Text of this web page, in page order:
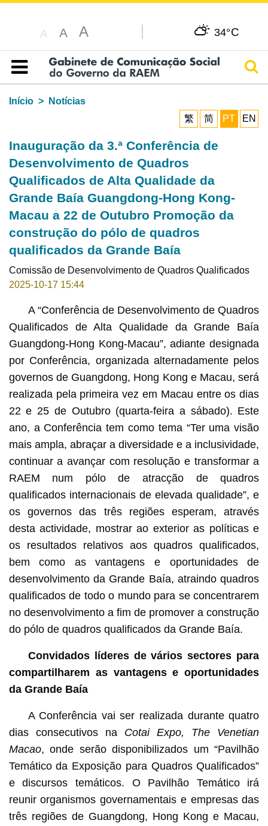
A A A 34°C
Índice
Início
Notícias
繁
简 PT EN
Inauguração da 3.ª Conferência de
Desenvolvimento de Quadros
Qualificados de Alta Qualidade da
Grande Baía Guangdong-Hong Kong-
Macau a 22 de Outubro Promoção da
construção do pólo de quadros
qualificados da Grande Baía
Comissão de Desenvolvimento de Quadros Qualificados
2025-10-17 15:44
A “Conferência de Desenvolvimento de Quadros
Qualificados de Alta Qualidade da Grande Baía
Guangdong-Hong Kong-Macau”, adiante designada
por Conferência, organizada alternadamente pelos
governos de Guangdong, Hong Kong e Macau, será
realizada pela primeira vez em Macau entre os dias
22 e 25 de Outubro (quarta-feira a sábado). Este
ano, a Conferência tem como tema “Ter uma visão
mais ampla, abraçar a diversidade e a inclusividade,
continuar a avançar com resolução e transformar a
RAEM num pólo de atracção de quadros
qualificados internacionais de elevada qualidade”, e
os governos das três regiões esperam, através
desta actividade, mostrar ao exterior as políticas e
os resultados relativos aos quadros qualificados,
bem como as vantagens e oportunidades de
desenvolvimento da Grande Baía, atraindo quadros
qualificados de todo o mundo para se concentrarem
no desenvolvimento a fim de promover a construção
do pólo de quadros qualificados da Grande Baía.
Convidados líderes de vários sectores para
compartilharem as vantagens e oportunidades
da Grande Baía
A Conferência vai ser realizada durante quatro
dias consecutivos na Cotai Expo, The Venetian
Macao, onde serão disponibilizados um “Pavilhão
Temático da Exposição para Quadros Qualificados”
e discursos temáticos. O Pavilhão Temático irá
reunir organismos governamentais e empresas das
três regiões de Guangdong, Hong Kong e Macau,